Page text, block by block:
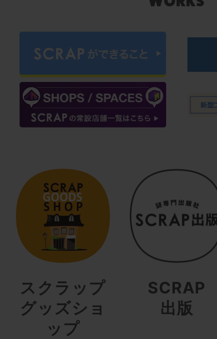
スクラップ
グッズショ
ップ
SCRAP
出版